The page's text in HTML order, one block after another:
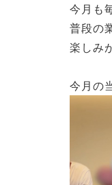
今月も
普段の
楽しみ
今月の